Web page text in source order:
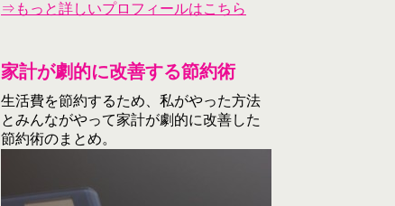
⇒もっと詳しいプロフィールはこちら
家計が劇的に改善する節約術
生活費を節約するため、私がやった方法
とみんながやって家計が劇的に改善した
節約術のまとめ。